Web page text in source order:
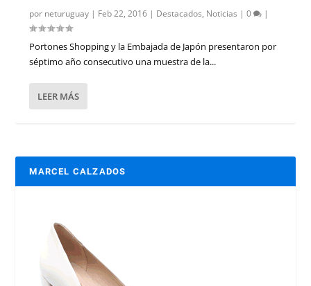
por neturuguay | Feb 22, 2016 | Destacados, Noticias |0 |
Portones Shopping y la Embajada de Japón presentaron por
séptimo año consecutivo una muestra de la...
LEER MÁS
MARCEL CALZADOS